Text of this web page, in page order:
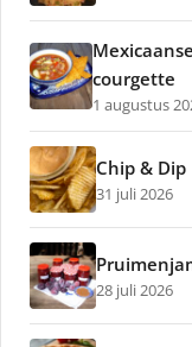
courgette
1 augustus
Chip & Dip
31 juli 2026
28 juli 2026